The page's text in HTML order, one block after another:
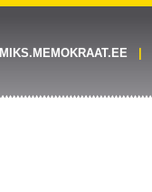
MIKS.MEMOKRAAT.EE